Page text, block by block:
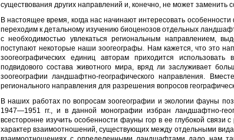
существования других направлений и, конечно, не может заменить
В настоящее время, когда нас начинают интересовать
переходим к детальному изучению биоценозов отдельных
с необходимостью увлекаться региональным направлением,
поступают некоторые наши зоогеографы. Нам кажется, что это
зоогеографических единиц авторам приходится
подвидового состава животного мира, вряд ли заслуживает
зоогеографии ландшафтно-географического направления.
регионального направления для разрешения вопросов
В наших работах по вопросам зоогеографии и экологии фауны
1947—1951 гг., и в данной монографии избран ландшафтно-
всесторонне изучить особенности фауны гор в ее глубокой
характер взаимоотношений, существующих между отдельными